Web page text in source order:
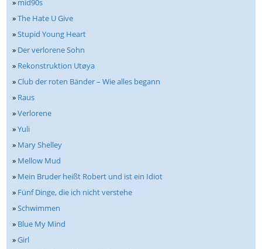
» mid90s
»The Hate U Give
»Stupid Young Heart
» Der verlorene Sohn
» Rekonstruktion Utøya
»Club der roten Bänder – Wie alles begann
» Raus
»Verlorene
»Yuli
» Mary Shelley
» Mellow Mud
» Mein Bruder heißt Robert und ist ein Idiot
» Fünf Dinge, die ich nicht verstehe
»Schwimmen
» Blue My Mind
»Girl